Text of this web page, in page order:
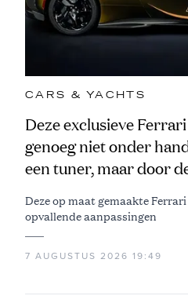
CARS & YACHTS
Deze exclusieve
genoeg niet onder
een tuner, maar door
Deze op maat gemaakte
opvallende aanpassingen
7 AUGUSTUS 2026 19:49